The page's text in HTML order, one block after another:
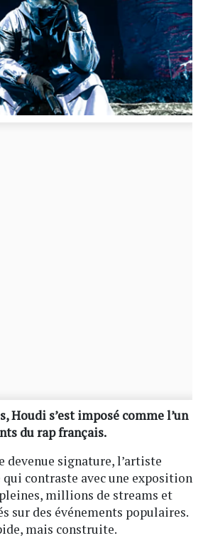
Houdi s’est imposé comme l’un
du rap français.
devenue signature, l’artiste
contraste avec une exposition
millions de streams et
sur des événements populaires.
mais construite.